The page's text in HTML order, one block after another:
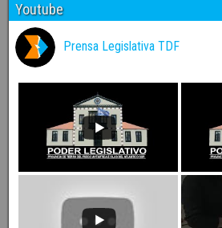
Youtube
Prensa Legislativa TDF